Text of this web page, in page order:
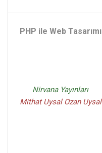
PHP ile Web Tasarımı
Nirvana Yayınları
Mithat Uysal Ozan Uysal